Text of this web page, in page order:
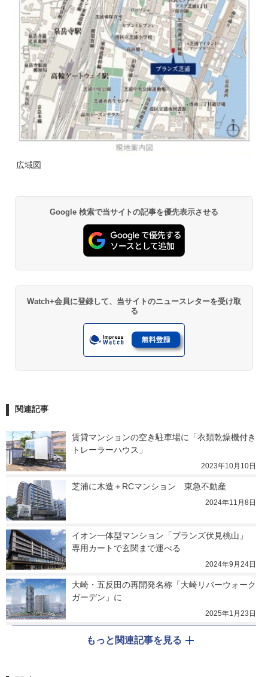
広域図
Google 検索で当サイトの記事を優先表示させる
Watch+会員に登録して、当サイトのニュースレターを受け取
る
関連記事
賃貸マンションの空き駐車場に「衣類乾燥機付き
トレーラーハウス」
2023年10月10日
芝浦に木造＋RCマンション　東急不動産
2024年11月8日
イオン一体型マンション「ブランズ伏見桃山」
専用カートで玄関まで運べる
2024年9月24日
大崎・五反田の再開発名称「大崎リバーウォーク
ガーデン」に
2025年1月23日
もっと関連記事を見る